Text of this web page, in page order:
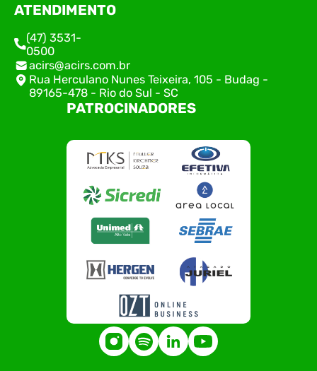
ATENDIMENTO
(47) 3531-
0500
acirs@acirs.com.br
Rua Herculano Nunes Teixeira, 105 - Budag -
89165-478 - Rio do Sul - SC
PATROCINADORES